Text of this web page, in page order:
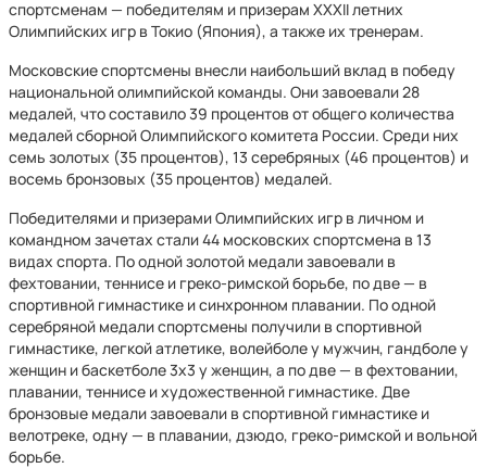
спортсменам — победителям и призерам XXXII летних
Олимпийских игр в Токио (Япония), а также их тренерам.
Московские спортсмены внесли наибольший вклад в победу
национальной олимпийской команды. Они завоевали 28
медалей, что составило 39 процентов от общего количества
медалей сборной Олимпийского комитета России. Среди них
семь золотых (35 процентов), 13 серебряных (46 процентов) и
восемь бронзовых (35 процентов) медалей.
Победителями и призерами Олимпийских игр в личном и
командном зачетах стали 44 московских спортсмена в 13
видах спорта. По одной золотой медали завоевали в
фехтовании, теннисе и греко-римской борьбе, по две — в
спортивной гимнастике и синхронном плавании. По одной
серебряной медали спортсмены получили в спортивной
гимнастике, легкой атлетике, волейболе у мужчин, гандболе у
женщин и баскетболе 3х3 у женщин, а по две — в фехтовании,
плавании, теннисе и художественной гимнастике. Две
бронзовые медали завоевали в спортивной гимнастике и
велотреке, одну — в плавании, дзюдо, греко-римской и вольной
борьбе.